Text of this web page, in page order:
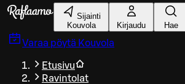
Siirry pääsisältöön
Sijainti
Kouvola
Kirjaudu Hae
Varaa pöytä Kouvola
Etusivu
Ravintolat